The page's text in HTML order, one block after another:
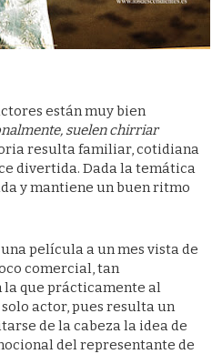
están muy bien
suelen chirriar
resulta familiar, cotidiana
divertida. Dada la temática
y mantiene un buen ritmo
película a un mes vista de
comercial, tan
que prácticamente al
actor, pues resulta un
de la cabeza la idea de
del representante de